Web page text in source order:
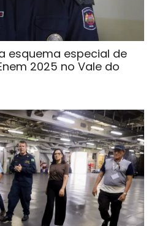
esquema especial de
2025 no Vale do